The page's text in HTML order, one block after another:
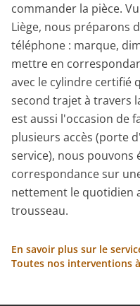
commander la pièce.
Liège, nous préparons
téléphone : marque,
mettre en
avec le cylindre certifié
second trajet à travers
est aussi l'occasion de
plusieurs accès (porte
service), nous pouvons
correspondance sur
nettement le quotidien
trousseau.
En savoir plus sur le
Toutes nos interventions